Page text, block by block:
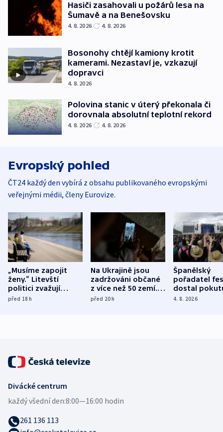
Hasiči zasahovali u požárů lesa na
Šumavě a na Benešovsku
4. 8. 2026 4. 8. 2026
Bosonohy chtějí kamiony krotit
kamerami. Nezastaví je, vzkazují
dopravci
4. 8. 2026
Polovina stanic v úterý překonala či
dorovnala absolutní teplotní rekord
4. 8. 2026 4. 8. 2026
Evropský pohled
ČT24 každý den vybírá z obsahu publikovaného evropskými
veřejnými médii, členy Eurovize.
„Musíme zapojit
ženy.“ Litevští
politici zvažují
dohodu o
před 18h
Na Ukrajině jsou
zadržováni občané
z více než 50 zemí.
Bojovali na straně
před 20h
Španělský
pořadatel
dostal
nekalé
4. 8. 2026
Divácké centrum
každý všední den:8:00—16:00 hodin
261 136 113